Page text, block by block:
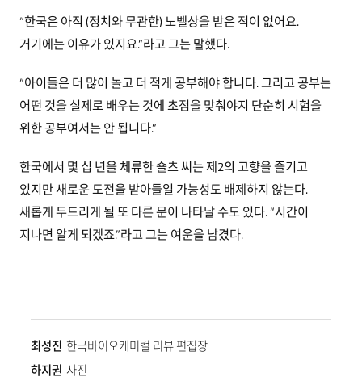
“한국은 아직 (정치와 무관한) 노벨상을 받은 적이 없어요.
거기에는 이유가 있지요.”라고 그는 말했다.
“아이들은 더 많이 놀고 더 적게 공부해야 합니다. 그리고 공부는
어떤 것을 실제로 배우는 것에 초점을 맞춰야지 단순히 시험을
위한 공부여서는 안 됩니다.”
한국에서 몇 십 년을 체류한 숄츠 씨는 제2의 고향을 즐기고
있지만 새로운 도전을 받아들일 가능성도 배제하지 않는다.
새롭게 두드리게 될 또 다른 문이 나타날 수도 있다. “시간이
지나면 알게 되겠죠.”라고 그는 여운을 남겼다.
최성진 한국바이오케미컬 리뷰 편집장
하지권 사진